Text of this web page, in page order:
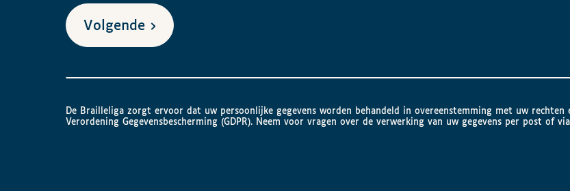
Volgende
De Brailleliga zorgt ervoor dat uw persoonlijke gegevens worden behandeld in overeenstemming met uw
Verordening Gegevensbescherming (GDPR). Neem voor vragen over de verwerking van uw gegevens per post of via